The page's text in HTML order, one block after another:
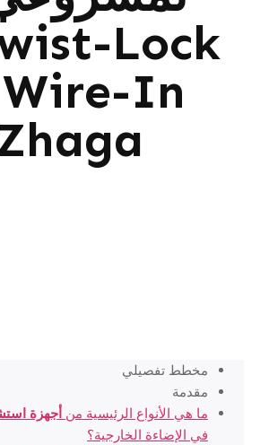
مخطط تفصيلي
مقدمة
ما هي الأنواع الرئيسية من أجهزة
في الإضاءة الخارجية؟